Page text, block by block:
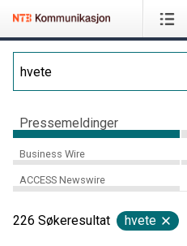
Pressemeldinger
Business Wire
ACCESS Newswire
226 Søkeresultat hvete